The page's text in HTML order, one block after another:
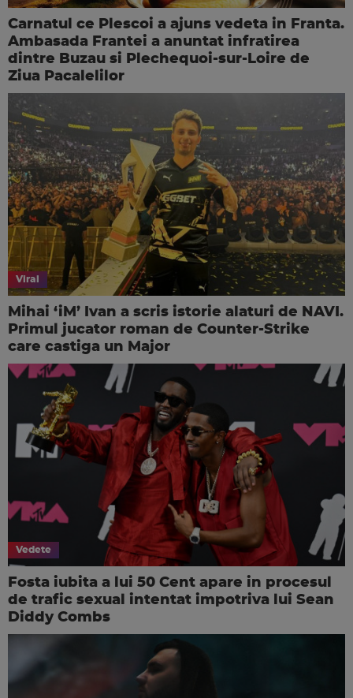
Carnatul ce Plescoi a ajuns vedeta in Franta.
Ambasada Frantei a anuntat infratirea
dintre Buzau si Plechequoi-sur-Loire de
Ziua Pacalelilor
Viral
Mihai ‘iM’ Ivan a scris istorie alaturi de NAVI.
Primul jucator roman de Counter-Strike
care castiga un Major
Vedete
Fosta iubita a lui 50 Cent apare in procesul
de trafic sexual intentat impotriva lui Sean
Diddy Combs